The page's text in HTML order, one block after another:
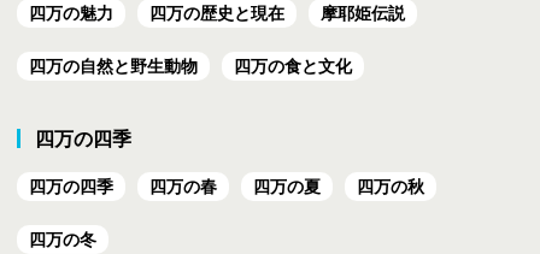
四万の魅力 四万の歴史と現在 摩耶姫伝説
四万の自然と野生動物 四万の食と文化
四万の四季
四万の四季 四万の春 四万の夏 四万の秋
四万の冬